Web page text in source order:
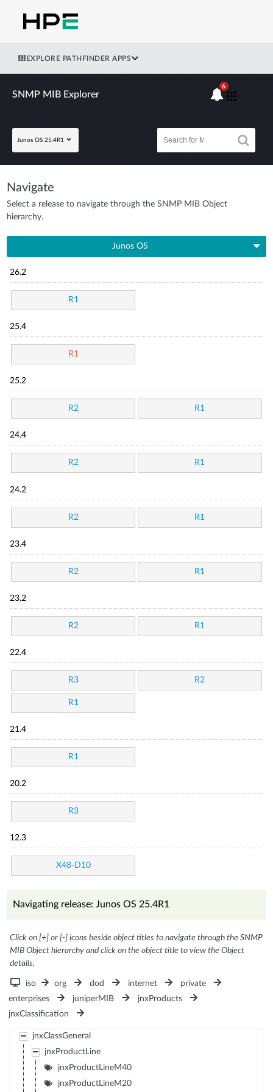
EXPLORE PATHFINDER APPS
SNMP MIB Explorer
Junos OS 25.4R1
6
Navigate
Select a release to navigate through the SNMP MIB Object
hierarchy.
Junos OS
26.2
R1
25.4
R1
25.2
R2 R1
24.4
R2 R1
24.2
R2 R1
23.4
R2 R1
23.2
R2 R1
22.4
R3 R2
R1
21.4
R1
20.2
R3
12.3
X48-D10
Navigating release: Junos OS 25.4R1
Click on [+] or [-] icons beside object titles to navigate through the SNMP
MIB Object hierarchy and click on the object title to view the Object
details.
iso org dod internet
private
enterprises
juniperMIB
jnxProducts
jnxClassification
jnxClassGeneral
jnxProductLine
jnxProductLineM40
jnxProductLineM20